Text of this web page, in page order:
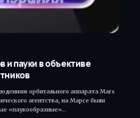
и пауки в объективе
орбитального аппарата Mars
агентства, на Марсе были
«паукообразные»…